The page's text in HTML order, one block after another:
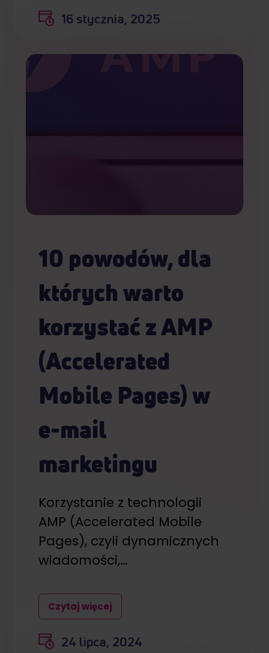
16 stycznia, 2025
10 powodów, dla
których warto
korzystać z AMP
(Accelerated
Mobile Pages) w
e-mail
marketingu
Korzystanie z technologii
AMP (Accelerated Mobile
Pages), czyli dynamicznych
wiadomości,…
Czytaj więcej
24 lipca, 2024